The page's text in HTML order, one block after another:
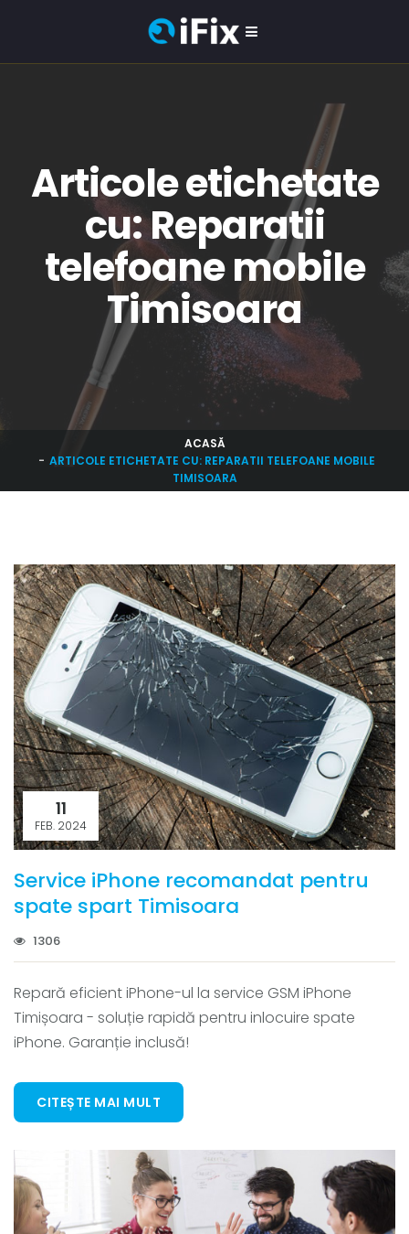
Articole etichetate
cu: Reparatii
telefoane mobile
Timisoara
ACASĂ
ARTICOLE ETICHETATE CU: REPARATII TELEFOANE MOBILE
TIMISOARA
11
FEB. 2024
Service iPhone recomandat pentru
spate spart Timisoara
1306
Repară eficient iPhone-ul la service GSM iPhone
Timișoara - soluție rapidă pentru inlocuire spate
iPhone. Garanție inclusă!
CITEȘTE MAI MULT